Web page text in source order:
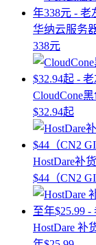
华纳云服务
338元
CloudCone
$32.94起
HostDare补
$44（CN2
HostDare 补